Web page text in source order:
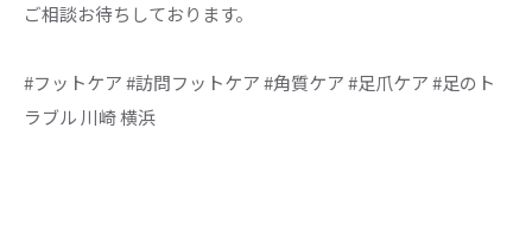
ご相談お待ちしております。
#フットケア #訪問フットケア #角質ケア #足爪ケア #足のト
ラブル 川崎 横浜